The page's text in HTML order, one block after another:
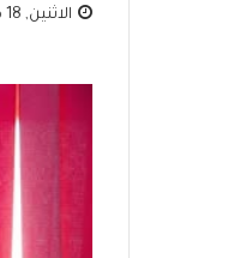
الاثنين, 18 مايو 2026 - 08:28 م